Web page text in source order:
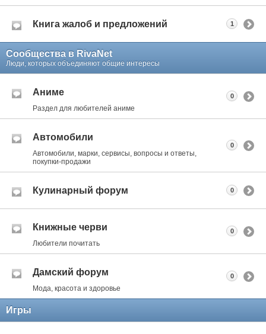
Книга жалоб и предложений 1
Сообщества в RivaNet
Люди, которых объединяют общие интересы
Аниме
Раздел для любителей аниме
0
Автомобили
Автомобили, марки, сервисы, вопросы и ответы,
покупки-продажи
0
Кулинарный форум 0
Книжные черви
Любители почитать
0
Дамский форум
Мода, красота и здоровье
0
Игры